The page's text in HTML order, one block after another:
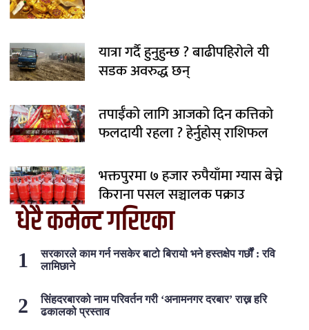
यात्रा गर्दै हुनुहुन्छ ? बाढीपहिरोले यी
सडक अवरुद्ध छन्
तपाईँको लागि आजको दिन कत्तिको
फलदायी रहला ? हेर्नुहोस् राशिफल
भक्तपुरमा ७ हजार रुपैयाँमा ग्यास बेच्ने
किराना पसल सञ्चालक पक्राउ
धेरै कमेन्ट गरिएका
सरकारले काम गर्न नसकेर बाटो बिरायो भने हस्तक्षेप गर्छौं : रवि
लामिछाने
सिंहदरबारको नाम परिवर्तन गरी ‘अनामनगर दरबार’ राख्न हरि
ढकालको प्रस्ताव